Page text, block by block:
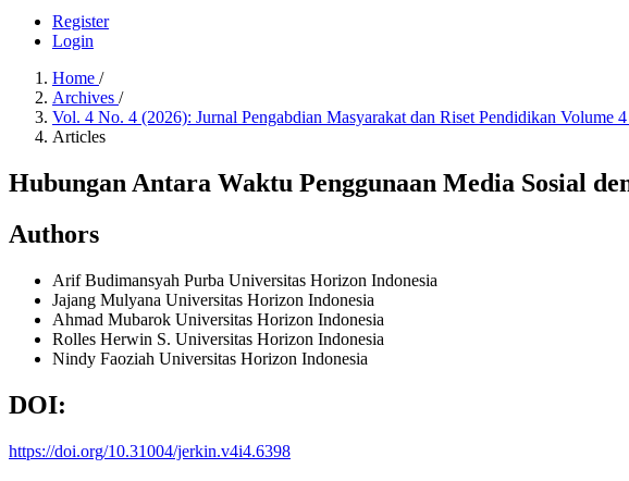
Register
Login
Home /
Archives /
Vol. 4 No. 4 (2026): Jurnal Pengabdian Masyarakat dan Riset Pendidikan Volume
Articles
Hubungan Antara Waktu Penggunaan Media Sosial
Authors
Arif Budimansyah Purba Universitas Horizon Indonesia
Jajang Mulyana Universitas Horizon Indonesia
Ahmad Mubarok Universitas Horizon Indonesia
Rolles Herwin S. Universitas Horizon Indonesia
Nindy Faoziah Universitas Horizon Indonesia
DOI:
https://doi.org/10.31004/jerkin.v4i4.6398